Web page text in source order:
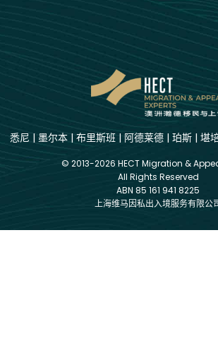
悉尼 | 墨尔本 | 布里斯班 | 阿德莱德 | 珀斯 | 堪
© 2013-2026 HECT Migration &
All Rights Reserved
ABN 85 161 941 8225
上海维马因私出入境服务有限公